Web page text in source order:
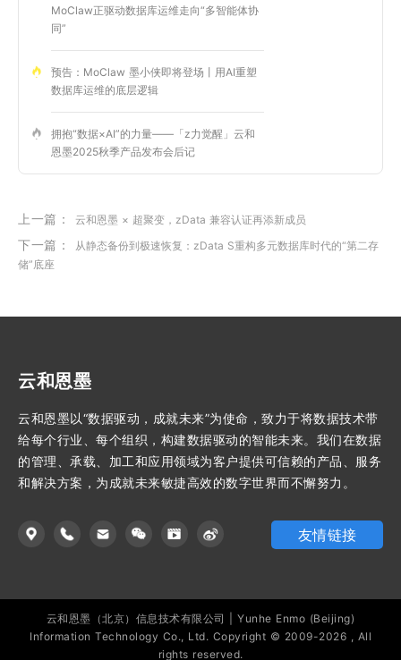
MoClaw正驱动数据库运维走向“多智能体协
同”
预告：MoClaw 墨小侠即将登场丨用AI重塑
数据库运维的底层逻辑
拥抱“数据×AI”的力量——「z力觉醒」云和
恩墨2025秋季产品发布会后记
上一篇： 云和恩墨 × 超聚变，zData 兼容认证再添新成员
下一篇：
从静态备份到极速恢复：zData S重构多元数据库时代的“第二存
储”底座
云和恩墨
云和恩墨以“数据驱动，成就未来”为使命，致力于将数据技术带
给每个行业、每个组织，构建数据驱动的智能未来。我们在数据
的管理、承载、加工和应用领域为客户提供可信赖的产品、服务
和解决方案，为成就未来敏捷高效的数字世界而不懈努力。
友情链接
云和恩墨（北京）信息技术有限公司 | Yunhe Enmo (Beijing)
Information Technology Co., Ltd. Copyright © 2009-2026 , All
rights reserved.